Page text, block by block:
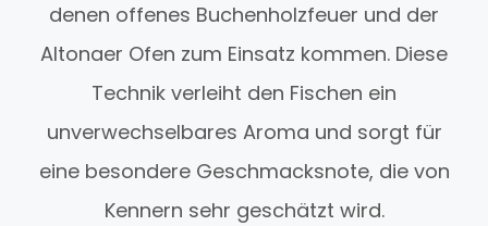
denen offenes Buchenholzfeuer und der
Altonaer Ofen zum Einsatz kommen. Diese
Technik verleiht den Fischen ein
unverwechselbares Aroma und sorgt für
eine besondere Geschmacksnote, die von
Kennern sehr geschätzt wird.